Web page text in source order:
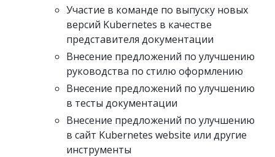
Участие в команде по выпуску новых
версий Kubernetes в качестве
представителя документации
Внесение предложений по улучшению
руководства по стилю оформлению
Внесение предложений по улучшению
в тесты документации
Внесение предложений по улучшению
в сайт Kubernetes website или другие
инструменты